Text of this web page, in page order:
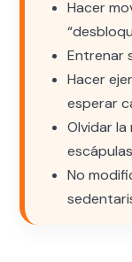
Hacer
Entrenar
Hacer
esperar
Olvidar
No